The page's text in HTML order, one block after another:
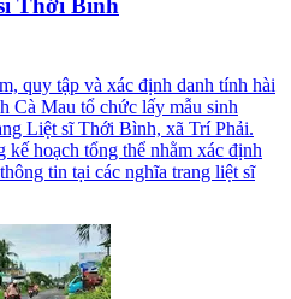
quy tập và xác định danh tính hài
Cà Mau tổ chức lấy mẫu sinh
Liệt sĩ Thới Bình, xã Trí Phải.
hoạch tổng thể nhằm xác định
tin tại các nghĩa trang liệt sĩ